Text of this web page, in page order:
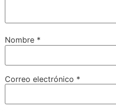
Nombre *
Correo electrónico *